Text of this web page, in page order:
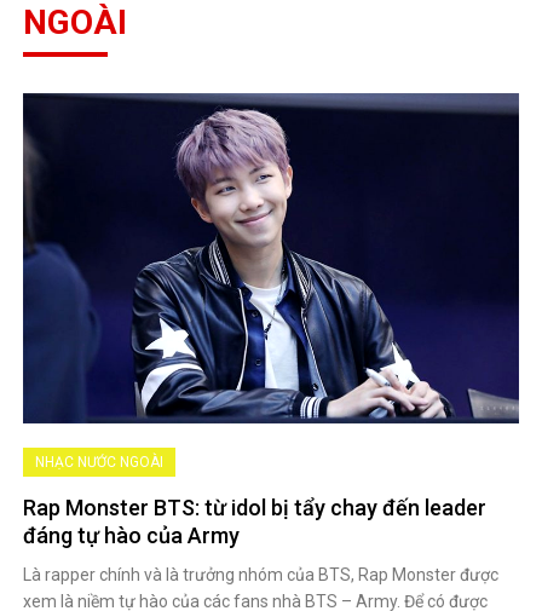
NGOÀI
NHẠC NƯỚC NGOÀI
Rap Monster BTS: từ idol bị tẩy chay đến leader
đáng tự hào của Army
Là rapper chính và là trưởng nhóm của BTS, Rap Monster được
xem là niềm tự hào của các fans nhà BTS – Army. Để có được